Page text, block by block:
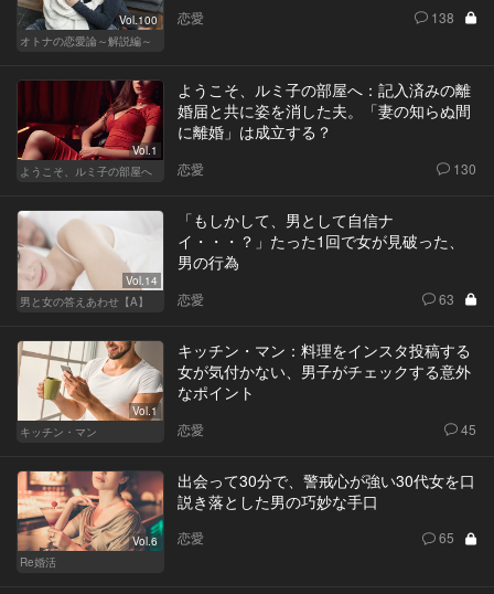
Vol.100
オトナの恋愛論～解説編～
恋愛 138
Vol.1
ようこそ、ルミ子の部屋へ
ようこそ、ルミ子の部屋へ：記入済みの離
婚届と共に姿を消した夫。「妻の知らぬ間
に離婚」は成立する？
恋愛 130
Vol.14
男と女の答えあわせ【A】
「もしかして、男として自信ナ
イ・・・？」たった1回で女が見破った、
男の行為
恋愛 63
Vol.1
キッチン・マン
キッチン・マン：料理をインスタ投稿する
女が気付かない、男子がチェックする意外
なポイント
恋愛 45
Vol.6
Re婚活
出会って30分で、警戒心が強い30代女を口
説き落とした男の巧妙な手口
恋愛 65